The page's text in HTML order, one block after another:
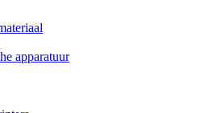
apparatuur